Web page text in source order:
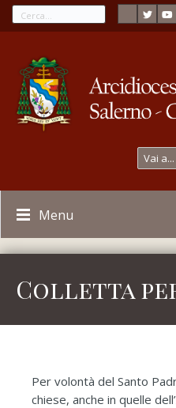
Menu
Colletta
Per volontà del Santo
chiese, anche in quelle